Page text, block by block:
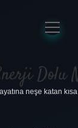
Anasayfa
Gizlilik
Yasal Uyarı
menüyü
aç
Dolu
neşe katan